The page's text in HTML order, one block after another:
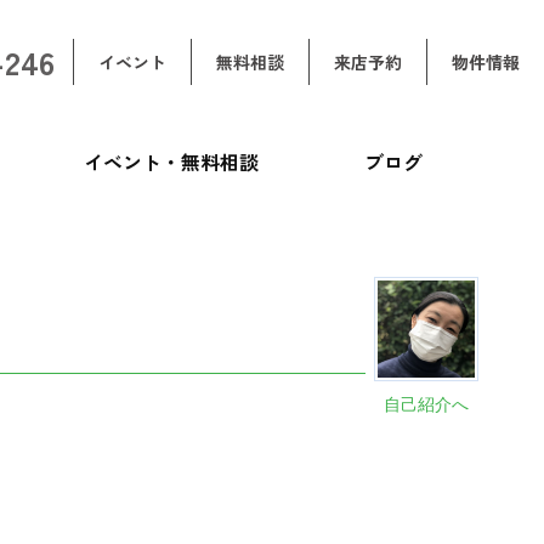
イベント 無料相談 来店予約 物件情報
イベント・無料相談 ブログ
自己紹介へ